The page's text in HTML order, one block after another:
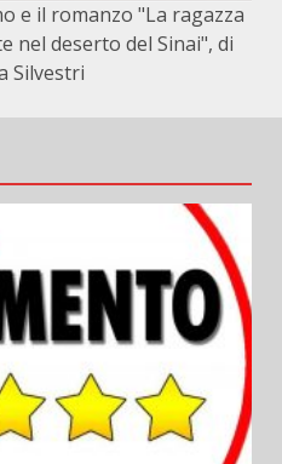
e il romanzo "La ragazza
nel deserto del Sinai", di
Silvestri